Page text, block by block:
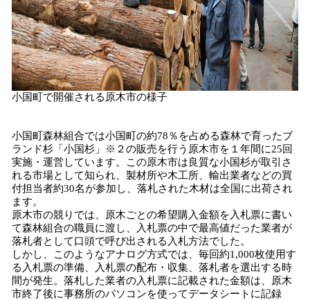
小国町で開催される原木市の様子
小国町森林組合では小国町の約78％を占める森林で育ったブ
ランド杉「小国杉」※２の販売を行う原木市を１年間に25回
実施・運営しています。この原木市は良質な小国杉が取引さ
れる市場として知られ、製材所や木工所、輸出業者などの買
付担当者約30名が参加し、落札された木材は全国に出荷され
ます。
原木市の競りでは、原木ごとの希望購入金額を入札票に書い
て森林組合の職員に渡し、入札票の中で最高値だった業者が
落札者として口頭で呼び出される入札方法でした。
しかし、このようなアナログ方式では、毎回約1,000枚使用す
る入札票の準備、入札票の配布・収集、落札者を選出する時
間が発生。落札した業者の入札票に記載された金額は、原木
市終了後に事務所のパソコンを使ってデータシートに記録